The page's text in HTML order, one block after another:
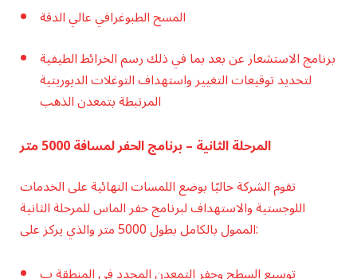
المسح الطبوغرافي عالي الدقة
برنامج الاستشعار عن بعد بما في ذلك رسم الخرائط الطيفية
لتحديد توقيعات التغيير واستهداف التوغلات الديوريتية
المرتبطة بتمعدن الذهب
المرحلة الثانية – برنامج الحفر لمسافة 5000 متر
تقوم الشركة حاليًا بوضع اللمسات النهائية على الخدمات
اللوجستية والاستهداف لبرنامج حفر الماس للمرحلة الثانية
الممول بالكامل بطول 5000 متر والذي يركز على: